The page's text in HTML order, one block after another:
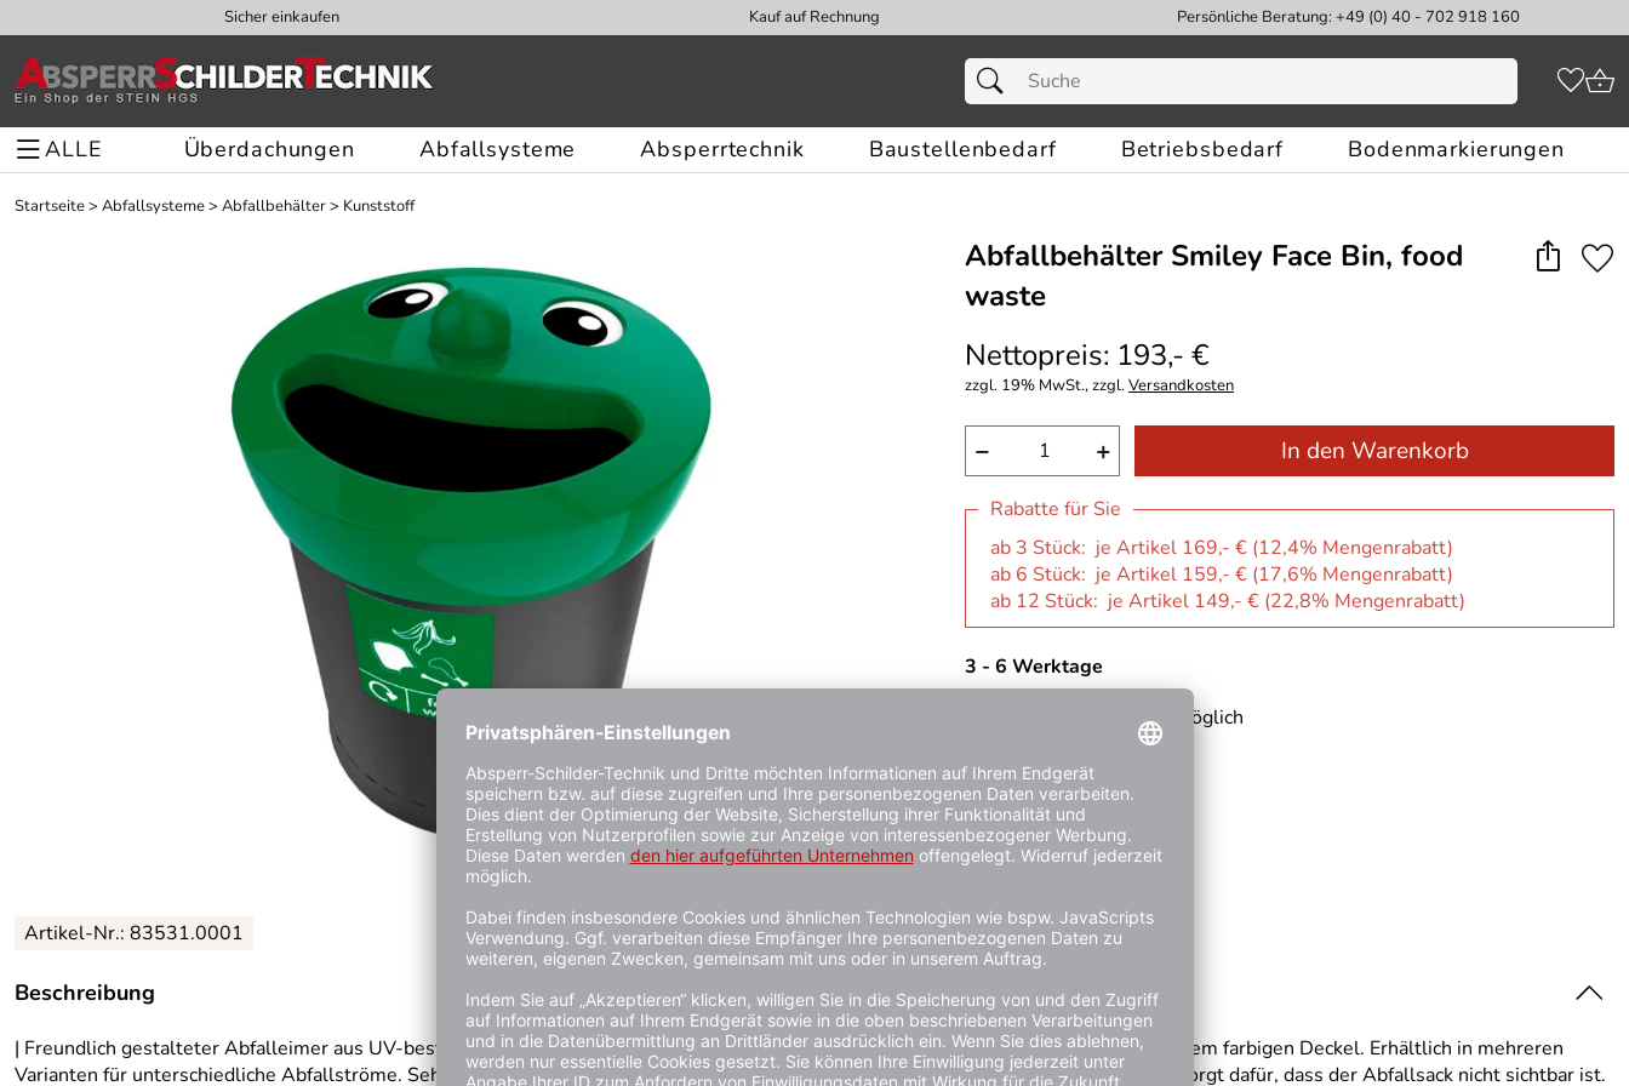
Sicher einkaufen Kauf auf Rechnung Persönliche Beratung: +49 (0) 40 - 702 918 160
ALLE Überdachungen Abfallsysteme Absperrtechnik Baustellenbedarf Betriebsbedarf Bodenmarkierungen
Startseite> Abfallsysteme> Abfallbehälter> Kunststoff
Abfallbehälter Smiley Face Bin, food
waste
Nettopreis: 193,- €
zzgl. 19% MwSt., zzgl.Versandkosten
− + In den Warenkorb
Rabatte für Sie
ab 3 Stück: je Artikel 169,- € (12,4% Mengenrabatt)
ab 6 Stück: je Artikel 159,- € (17,6% Mengenrabatt)
ab 12 Stück: je Artikel 149,- € (22,8% Mengenrabatt)
3 - 6 Werktage
Kauf auf Rechnung möglich
Artikel-Nr.: 83531.0001
Beschreibung
| Freundlich gestalteter Abfalleimer aus UV-beständigem rotogeformten Polyethylen mittlerer Dichte (MDPE) mit einem Gesicht auf dem farbigen Deckel. Erhältlich in mehreren
Varianten für unterschiedliche Abfallströme. Sehr strapazierfähig und gleichzeitig leicht, was die Handhabung erleichtert. Der Deckel sorgt dafür, dass der Abfallsack nicht sichtbar ist.